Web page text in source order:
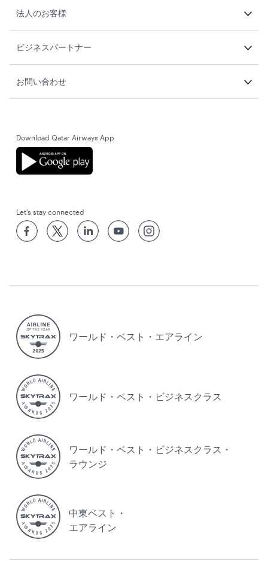
法人のお客様
ビジネスパートナー
お問い合わせ
Download Qatar Airways App
Let’s stay connected
ワールド・ベスト・エアライン
ワールド・ベスト・ビジネスクラス
ワールド・ベスト・ビジネスクラス・
ラウンジ
中東ベスト・
エアライン